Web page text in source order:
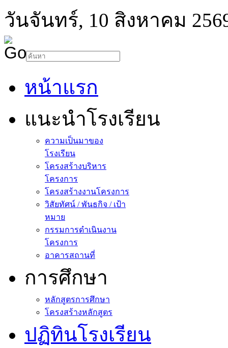
วันจันทร์, 10 สิงหาคม
หน้าแรก
แนะนำโรงเรียน
ความเป็นมาของ
โรงเรียน
โครงสร้างบริหาร
โครงการ
โครงสร้างงานโครงการ
วิสัยทัศน์ / พันธกิจ / เป้า
หมาย
กรรมการดำเนินงาน
โครงการ
อาคารสถานที่
การศึกษา
หลักสูตรการศึกษา
โครงสร้างหลักสูตร
ปฏิทินโรงเรียน